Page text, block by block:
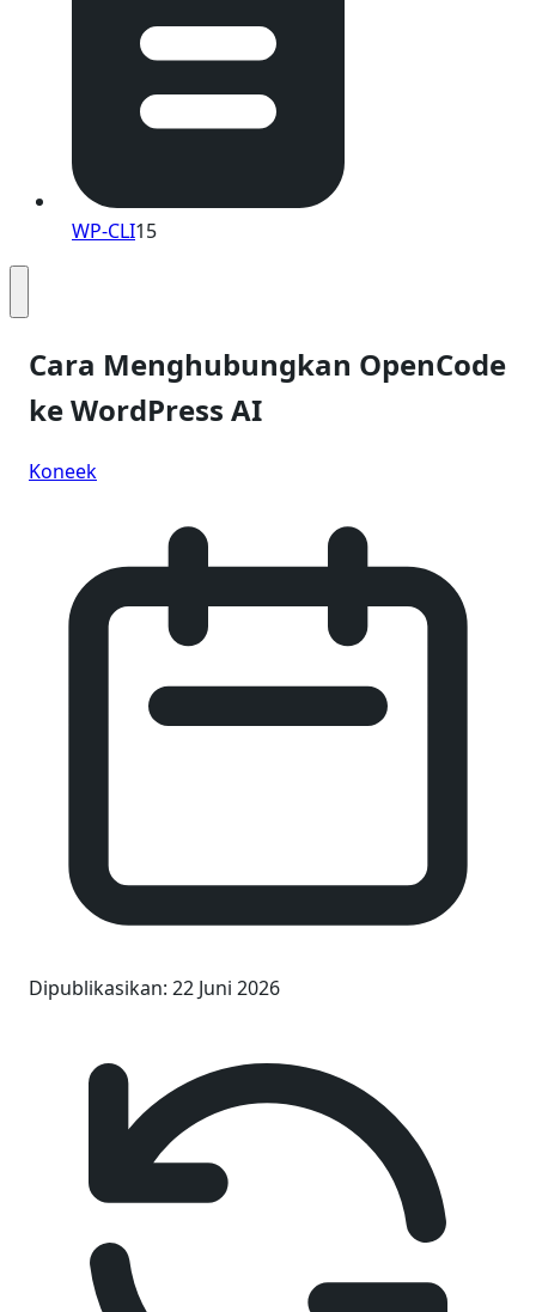
WP-CLI15
Cara Menghubungkan OpenCode
ke WordPress AI
Koneek
Dipublikasikan: 22 Juni 2026